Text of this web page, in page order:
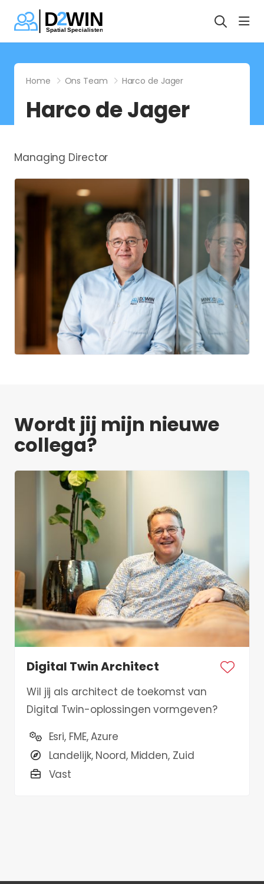
Home Ons Team Harco de Jager
Harco de Jager
Managing Director
Wordt jij mijn nieuwe
collega?
Digital Twin Architect
Wil jij als architect de toekomst van
Digital Twin-oplossingen vormgeven?
Esri, FME, Azure
Landelijk, Noord, Midden, Zuid
Vast